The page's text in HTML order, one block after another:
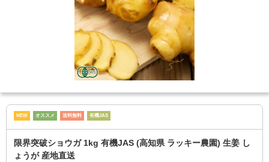
NEW オススメ 送料無料 有機JAS
限界突破ショウガ 1kg 有機JAS (高知県 ラッキー農園) 生姜 し
ょうが 産地直送